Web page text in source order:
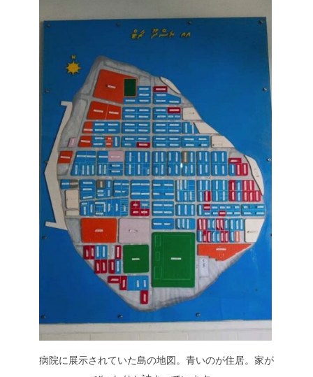
病院に展示されていた島の地図。青いのが住居。家が